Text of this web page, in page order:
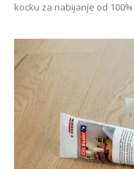
kocku za nabijanje od